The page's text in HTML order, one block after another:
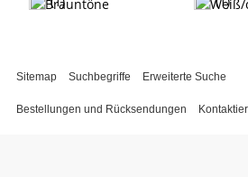
Sitemap Suchbegriffe Erweiterte Suche
Bestellungen und Rücksendungen